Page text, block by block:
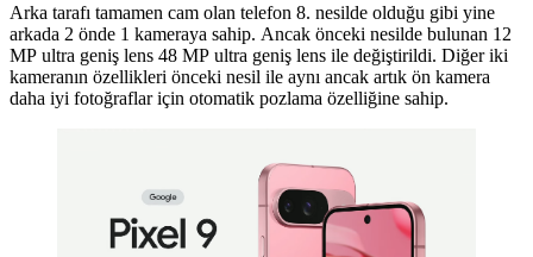
Arka tarafı tamamen cam olan telefon 8. nesilde olduğu gibi yine
arkada 2 önde 1 kameraya sahip. Ancak önceki nesilde bulunan 12
MP ultra geniş lens 48 MP ultra geniş lens ile değiştirildi. Diğer iki
kameranın özellikleri önceki nesil ile aynı ancak artık ön kamera
daha iyi fotoğraflar için otomatik pozlama özelliğine sahip.